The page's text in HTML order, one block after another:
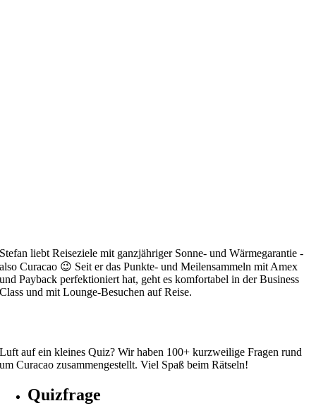
Stefan liebt Reiseziele mit ganzjähriger Sonne- und Wärmegarantie -
also Curacao 😉 Seit er das Punkte- und Meilensammeln mit Amex
und Payback perfektioniert hat, geht es komfortabel in der Business
Class und mit Lounge-Besuchen auf Reise.
Luft auf ein kleines Quiz? Wir haben 100+ kurzweilige Fragen rund
um Curacao zusammengestellt. Viel Spaß beim Rätseln!
Quizfrage